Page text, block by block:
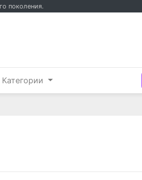
поколения.
Категории